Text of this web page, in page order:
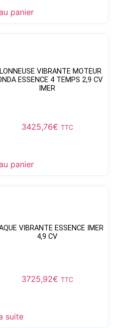
panier
VIBRANTE MOTEUR
ESSENCE 4 TEMPS 2,9 CV
IMER
3425,76€ TTC
panier
VIBRANTE ESSENCE IMER
4,9 CV
3725,92€ TTC
suite